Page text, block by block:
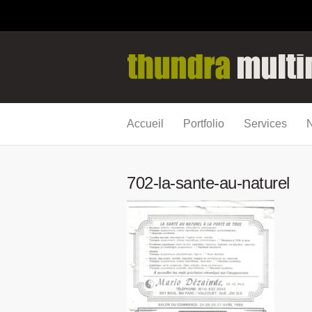
Accueil Portfolio Services
702-la-sante-au-naturel